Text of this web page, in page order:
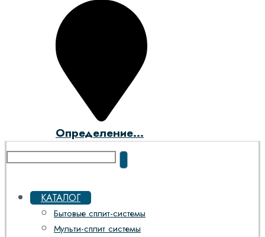
Определение...
КАТАЛОГ
Бытовые сплит-системы
Мульти-сплит системы